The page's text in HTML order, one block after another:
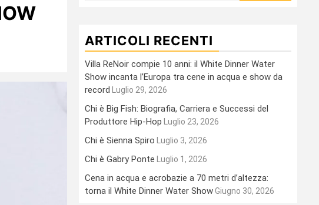
ARTICOLI RECENTI
Villa ReNoir compie 10 anni: il White Dinner Water
Show incanta l’Europa tra cene in acqua e show da
record
Luglio 29, 2026
Chi è Big Fish: Biografia, Carriera e Successi del
Produttore Hip-Hop
Luglio 23, 2026
Chi è Sienna Spiro Luglio 3, 2026
Chi è Gabry Ponte Luglio 1, 2026
Cena in acqua e acrobazie a 70 metri d’altezza:
torna il White Dinner Water ShowGiugno 30, 2026